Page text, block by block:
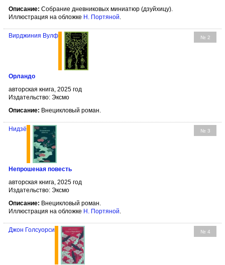
Описание: Собрание дневниковых миниатюр (дзуйхицу).
Иллюстрация на обложке Н. Портяной
№ 2
Вирджиния Вулф
Орландо
авторская книга, 2025 год
Издательство: Эксмо
Описание: Внецикловый роман.
№ 3
Нидзё
Непрошеная повесть
авторская книга, 2025 год
Издательство: Эксмо
Описание: Внецикловый роман.
Иллюстрация на обложке Н. Портяной.
№ 4
Джон Голсуорси